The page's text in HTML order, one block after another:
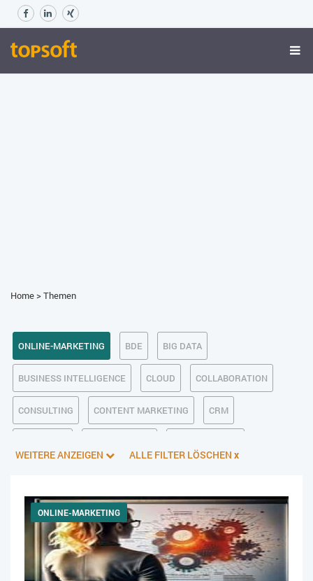
Home>Themen
ONLINE-MARKETING BDE BIG DATA
BUSINESS INTELLIGENCE CLOUD COLLABORATION
CONSULTING CONTENT MARKETING CRM
E-BUSINESS ECM/DMS E-COMMERCE EINKAUF
FALLSTUDIEN FERTIGUNG FINANZSOFTWARE
HANDEL HR INDUSTRIE 4.0
WEITERE ANZEIGEN ALLE FILTER LÖSCHEN x
ONLINE-MARKETING